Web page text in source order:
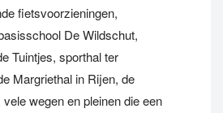
fietsvoorzieningen,
De Wildschut,
Tuintjes, sporthal ter
Margriethal in Rijen, de
wegen en pleinen die een